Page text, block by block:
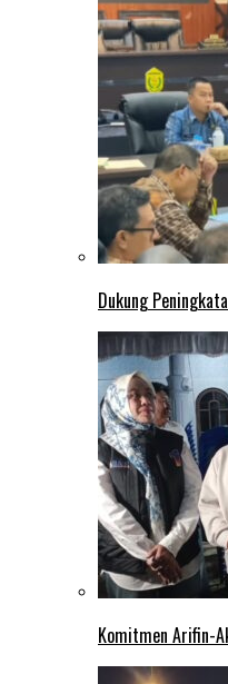
Dukung
Komitmen Arifin-